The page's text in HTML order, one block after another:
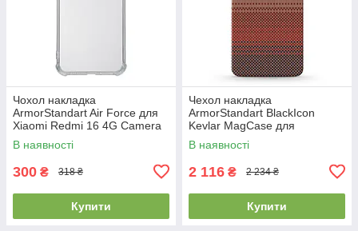
Чохол накладка
ArmorStandart Air Force для
Xiaomi Redmi 16 4G Camera
cover Clear (ARM90951)
В наявності
300 ₴ 318 ₴
Купити
Чехол накладка
ArmorStandart BlackIcon
Kevlar MagCase для
Samsung S26 Sunset
(ARM90156)
В наявності
2 116 ₴ 2 234 ₴
Купити